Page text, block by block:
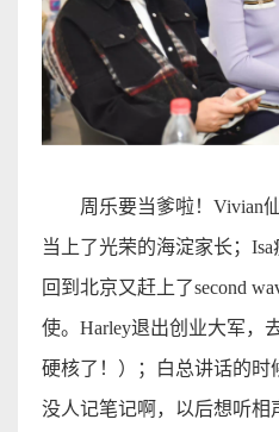
周乐要当爹啦！ Vivian
当上了光荣的海淀家长； Isa
回到北京又赶上了second
使。 Harley退出创业大军，
硬核了！）；白总讲话的时
没人记笔记啊，以后想听相